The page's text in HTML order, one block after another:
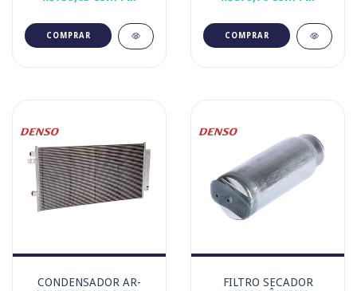
CONDENSADOR AR-
FILTRO SECADOR